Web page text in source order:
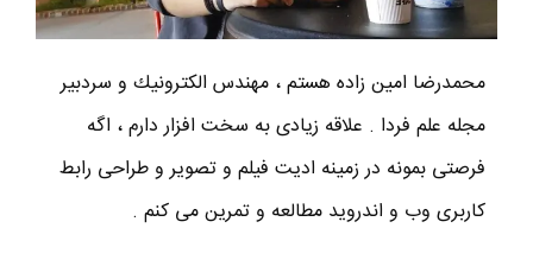
محمدرضا امين زاده هستم ، مهندس الكترونيك و سردبير
مجله علم فردا . علاقه زیادی به سخت افزار دارم ، اگه
فرصتی بمونه در زمینه ادیت فیلم و تصویر و طراحی رابط
کاربری وب و اندروید مطالعه و تمرین می کنم .